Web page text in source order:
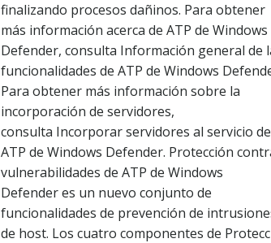
finalizando procesos dañinos. Para obtener
más información acerca de ATP de Windows
Defender, consulta Información general de
funcionalidades de ATP de Windows
Para obtener más información sobre la
incorporación de servidores,
consulta Incorporar servidores al servicio de
ATP de Windows Defender. Protección
vulnerabilidades de ATP de Windows
Defender es un nuevo conjunto de
funcionalidades de prevención de
de host. Los cuatro componentes de